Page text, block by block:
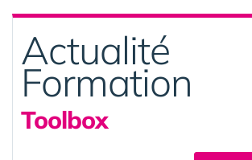
Actualité
Formation
Toolbox